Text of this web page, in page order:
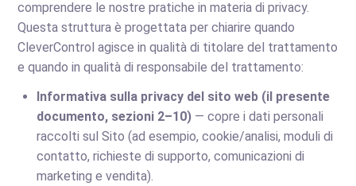
comprendere le nostre pratiche in materia di privacy.
Questa struttura è progettata per chiarire quando
CleverControl agisce in qualità di titolare del trattamento
e quando in qualità di responsabile del trattamento:
Informativa sulla privacy del sito web (il presente
documento, sezioni 2–10) — copre i dati personali
raccolti sul Sito (ad esempio, cookie/analisi, moduli di
contatto, richieste di supporto, comunicazioni di
marketing e vendita).